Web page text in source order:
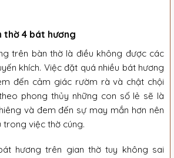
thờ 4 bát hương
trên bàn thờ là điều không được các
khích. Việc đặt quá nhiều bát hương
đến cảm giác rườm rà và chật chội
phong thủy những con số lẻ sẽ là
và đem đến sự may mắn hơn nên
trong việc thờ cúng.
hương trên gian thờ tuy không sai